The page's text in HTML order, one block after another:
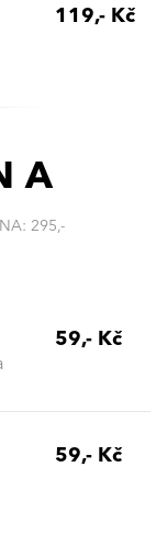
119,- Kč
295,-
59,- Kč
59,- Kč